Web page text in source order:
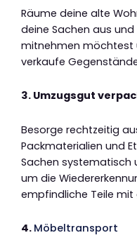
Räume deine alte
deine Sachen aus
mitnehmen möchtest
verkaufe
3. Umzugsgut
Besorge rechtzeitig
Packmaterialien und
Sachen systematisch
um die
empfindliche Teile
4. Möbeltransport